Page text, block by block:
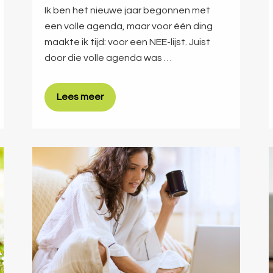
Ik ben het nieuwe jaar begonnen met
een volle agenda, maar voor één ding
maakte ik tijd: voor een NEE-lijst. Juist
door die volle agenda was …
Lees meer